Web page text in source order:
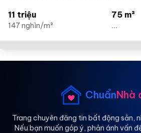
11 triệu
147 nghìn/m²
75 m²
...
ChuẩnNhà
Trang chuyên đăng tin bất động sản,
Nếu bạn muốn góp ý, phản ánh vấn